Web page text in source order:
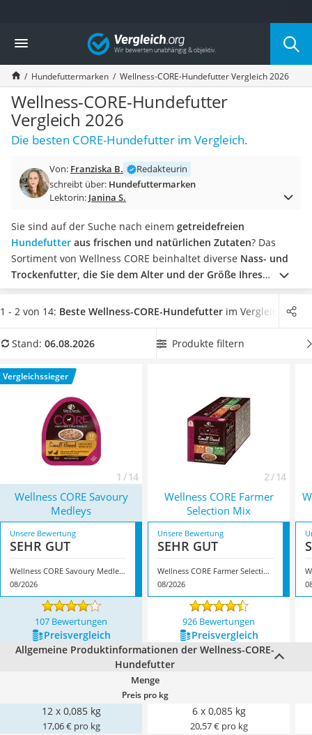
Die beliebtesten Vergleiche nach Kategorie
Drogerie
Inhalator
Haarschneider
Rollator
Braun Rasierer
Katzenklappe (Chip)
Rasierer
Massagepistole
Epilierer
Eiweißpulver
Magnesiumpräparat
Katzenklappe
Nackenmassagegerät
Zeckenschutz Katze
Philips-Sonicare-Zahnbürste
Mineralfutter Pferd
Massagegerät
Service
Vergleich
Hundefuttermarken Wellness-CORE-Hundefutter Vergleich 2026
Wellness-CORE-Hundefutter
Vergleich 2026
Die besten CORE-Hundefutter im Vergleich.
Von: Franziska B.
Redakteurin
schreibt über: Hundefuttermarken
Lektorin: Janina S.
Sie sind auf der Suche nach einem getreidefreien
Hundefutter aus frischen und natürlichen Zutaten? Das
Sortiment von Wellness CORE beinhaltet diverse Nass- und
Trockenfutter, die Sie dem Alter und der Größe Ihres
Hundes entsprechend wählenkönnen.Tests im Internet
berichten, dass die Mahlzeiten von Wellness CORE zudem
Geschmacksverstärker enthalten . Wählen Sie jetzt aus
einer Geschmacksrichtung, die Ihrem Vierbeiner besonders
zusagt, um ihm den Wechsel so schmackhaft wie möglich zu
machen. Überzeugt hat uns hier im August 2026 besonders
das ModellWellness CORE Savoury Medleys* mit seinen
Eigenschaften.
1 - 2 von 14: Beste Wellness-CORE-Hundefutter im Vergleich
Stand: 06.08.2026 Produkte filtern
Vergleichssieger
1 / 14 2 / 14
Wellness CORE Savoury
Medleys
Wellness CORE Farmer
Selection Mix
Unsere Bewertung
SEHR GUT
Wellness CORE Savoury Medleys
08/2026
Unsere Bewertung
SEHR GUT
Wellness CORE Farmer Selection Mix
08/2026
107 Bewertungen 926 Bewertungen
Preis­vergleich
Preis­vergleich
Allgemeine Produktinformationen der Wellness-CORE-
Hundefutter
Menge
Preis pro kg
12 x 0,085 kg
17,06 € pro kg
6 x 0,085 kg
20,57 € pro kg